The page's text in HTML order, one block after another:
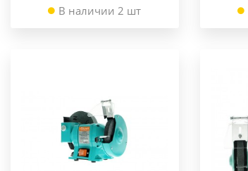
В наличии 2 шт